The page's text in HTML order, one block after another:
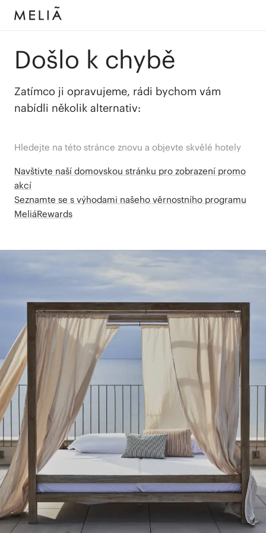
Došlo k chybě
Zatímco ji opravujeme, rádi bychom vám
nabídli několik alternativ:
Hledejte na této stránce znovu a objevte skvělé hotely
Navštivte naší domovskou stránku pro zobrazení promo
akcí
Seznamte se s výhodami našeho věrnostního programu
MeliáRewards